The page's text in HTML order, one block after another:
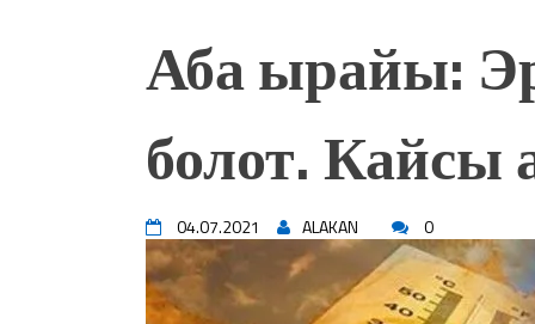
УЛУУ ЖУТТА УЛУТТУ
АБДРАХМАНОВ
10 000 гостей насладились
музыкальных фонтанов в
президенти болуп
жоопкерчилик!"
Садыр ЖАПАРОВ:
үчүн, улуу көч уланышы
Аба ырайы:
болот. Кайсы
04.07.2021 ALAKAN 0